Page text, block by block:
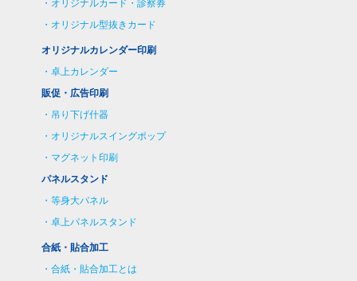
オリジナルカード・診察券
オリジナル型抜きカード
オリジナルカレンダー印刷
卓上カレンダー
販促・広告印刷
吊り下げ什器
オリジナルスイングポップ
マグネット印刷
パネルスタンド
等身大パネル
卓上パネルスタンド
合紙・貼合加工
合紙・貼合加工とは